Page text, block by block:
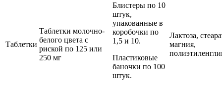
Таблетки
Таблетки молочно-
белого цвета с
риской по 125 или
250 мг
Блистеры по 10
штук,
упакованные в
коробочки по
1,5 и 10.
Пластиковые
баночки по 100
штук.
Лактоза,
магния,